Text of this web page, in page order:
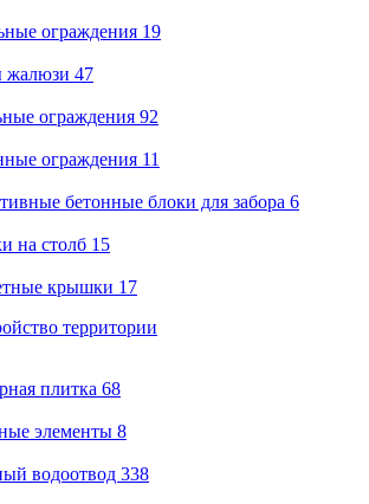
ограждения 19
жалюзи 47
ограждения 92
ограждения 11
бетонные блоки для забора 6
на столб 15
крышки 17
территории
плитка 68
элементы 8
водоотвод 338